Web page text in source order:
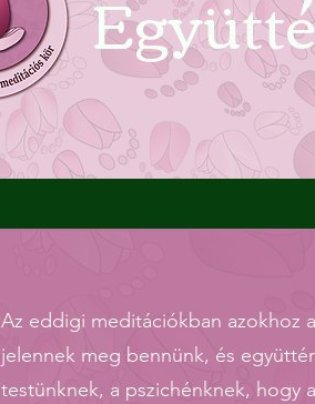
Az eddigi meditációkban azokhoz
jelennek meg bennünk, és
testünknek, a pszichénknek, hogy